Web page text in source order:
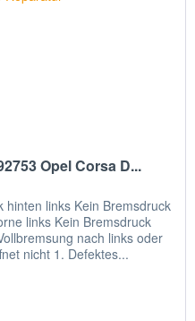
Opel Corsa D...
hinten links Kein Bremsdruck
links Kein Bremsdruck
nach links oder
nicht 1. Defektes...